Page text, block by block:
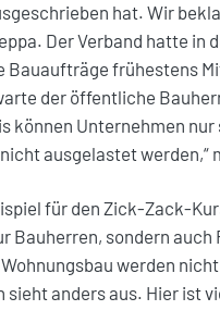
hat. Wir
Der Verband hatte
Bauaufträge frühestens
der öffentliche
können Unternehmen
ausgelastet
für den Zick-Zack-
Bauherren, sondern
werden
anders aus. Hier ist